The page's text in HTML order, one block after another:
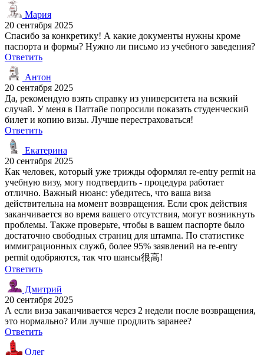
Мария
20 сентября 2025
Спасибо за конкретику! А какие документы нужны кроме
паспорта и формы? Нужно ли письмо из учебного заведения?
Ответить
Антон
20 сентября 2025
Да, рекомендую взять справку из университета на всякий
случай. У меня в Паттайе попросили показать студенческий
билет и копию визы. Лучше перестраховаться!
Ответить
Екатерина
20 сентября 2025
Как человек, который уже трижды оформлял re-entry permit на
учебную визу, могу подтвердить - процедура работает
отлично. Важный нюанс: убедитесь, что ваша виза
действительна на момент возвращения. Если срок действия
заканчивается во время вашего отсутствия, могут возникнуть
проблемы. Также проверьте, чтобы в вашем паспорте было
достаточно свободных страниц для штампа. По статистике
иммиграционных служб, более 95% заявлений на re-entry
permit одобряются, так что шансы很高!
Ответить
Дмитрий
20 сентября 2025
А если виза заканчивается через 2 недели после возвращения,
это нормально? Или лучше продлить заранее?
Ответить
Олег